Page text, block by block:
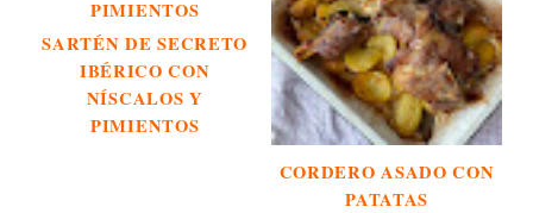
SARTÉN DE SECRETO
IBÉRICO CON
NÍSCALOS Y
PIMIENTOS
CORDERO ASADO CON
PATATAS